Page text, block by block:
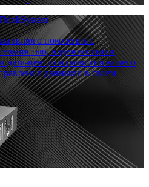
нового поколения с
надежностью и
дата-центра и развития вашего
данными в своем